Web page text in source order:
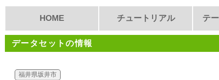
HOME チュートリアル テ
データセットの情報
福井県坂井市